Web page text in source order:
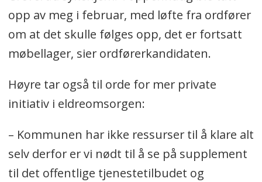
opp av meg i februar, med løfte fra ordfører
om at det skulle følges opp, det er fortsatt
møbellager, sier ordførerkandidaten.
Høyre tar også til orde for mer private
initiativ i eldreomsorgen:
– Kommunen har ikke ressurser til å klare alt
selv derfor er vi nødt til å se på supplement
til det offentlige tjenestetilbudet og